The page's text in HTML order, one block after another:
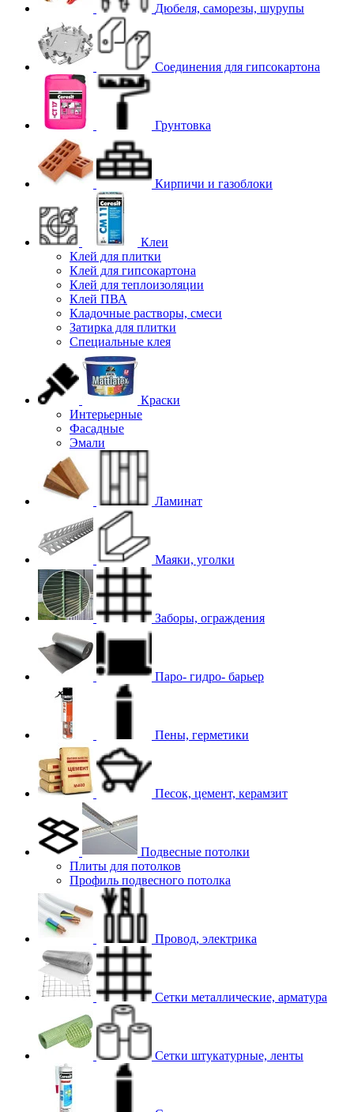
Дюбеля, саморезы, шурупы
Соединения для гипcокартона
Грунтовка
Кирпичи и газоблоки
Клеи
Клей для плитки
Клей для гипсокартона
Клей для теплоизоляции
Клей ПВА
Кладочные растворы, смеси
Затирка для плитки
Специальные клея
Краски
Интерьерные
Фасадные
Эмали
Ламинат
Маяки, уголки
Заборы, ограждения
Паро- гидро- барьер
Пены, герметики
Песок, цемент, керамзит
Подвесные потолки
Плиты для потолков
Профиль подвесного потолка
Провод, электрика
Сетки металлические, арматура
Сетки штукатурные, ленты